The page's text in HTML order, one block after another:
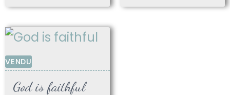
VENDU
God is faithful